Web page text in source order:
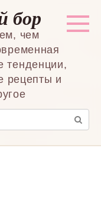
бор
чем
рецепты и